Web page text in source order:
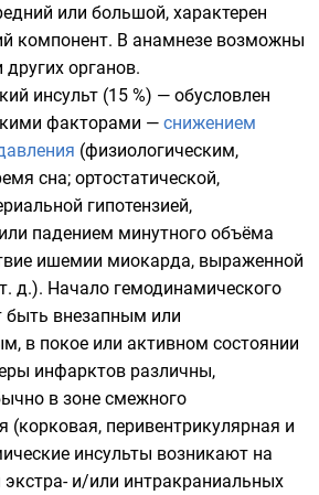
или большой, характерен
компонент. В анамнезе возможны
органов.
инсульт (15 %) — обусловлен
факторами — снижением
(физиологическим,
сна; ортостатической,
гипотензией,
падением минутного объёма
ишемии миокарда, выраженной
д.). Начало гемодинамического
быть внезапным или
в покое или активном состоянии
инфарктов различны,
в зоне смежного
(корковая, перивентрикулярная и
инсульты возникают на
экстра- и/или интракраниальных